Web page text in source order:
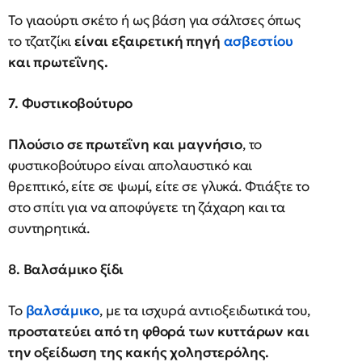
Το γιαούρτι σκέτο ή ως βάση για σάλτσες όπως
το τζατζίκιείναι εξαιρετική πηγή ασβεστίου
και πρωτεΐνης.
7. Φυστικοβούτυρο
Πλούσιο σε πρωτεΐνη και μαγνήσιο, το
φυστικοβούτυρο είναι απολαυστικό και
θρεπτικό, είτε σε ψωμί, είτε σε γλυκά. Φτιάξτε το
στο σπίτι για να αποφύγετε τη ζάχαρη και τα
συντηρητικά.
8. Βαλσάμικο ξίδι
Το βαλσάμικο, με τα ισχυρά αντιοξειδωτικά του,
προστατεύει από τη φθορά των κυττάρων και
την οξείδωση της κακής χοληστερόλης.